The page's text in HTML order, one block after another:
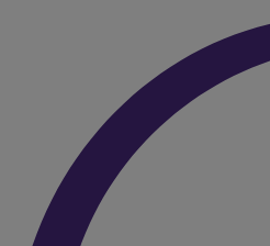
Over de inhoud van de pagina